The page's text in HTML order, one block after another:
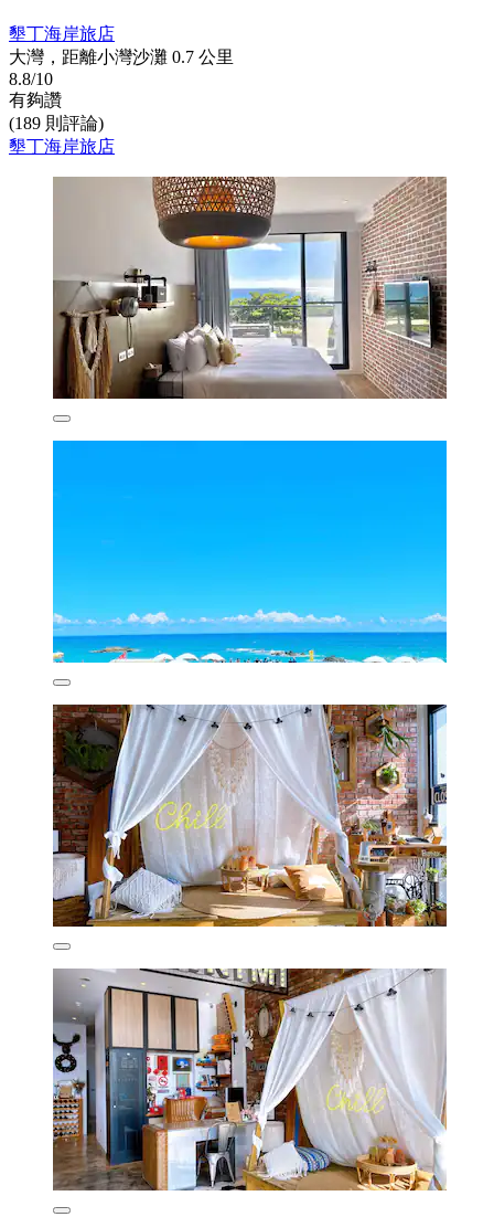
墾丁海岸旅店
大灣，距離小灣沙灘 0.7 公里
8.8/10
有夠讚
(189 則評論)
墾丁海岸旅店